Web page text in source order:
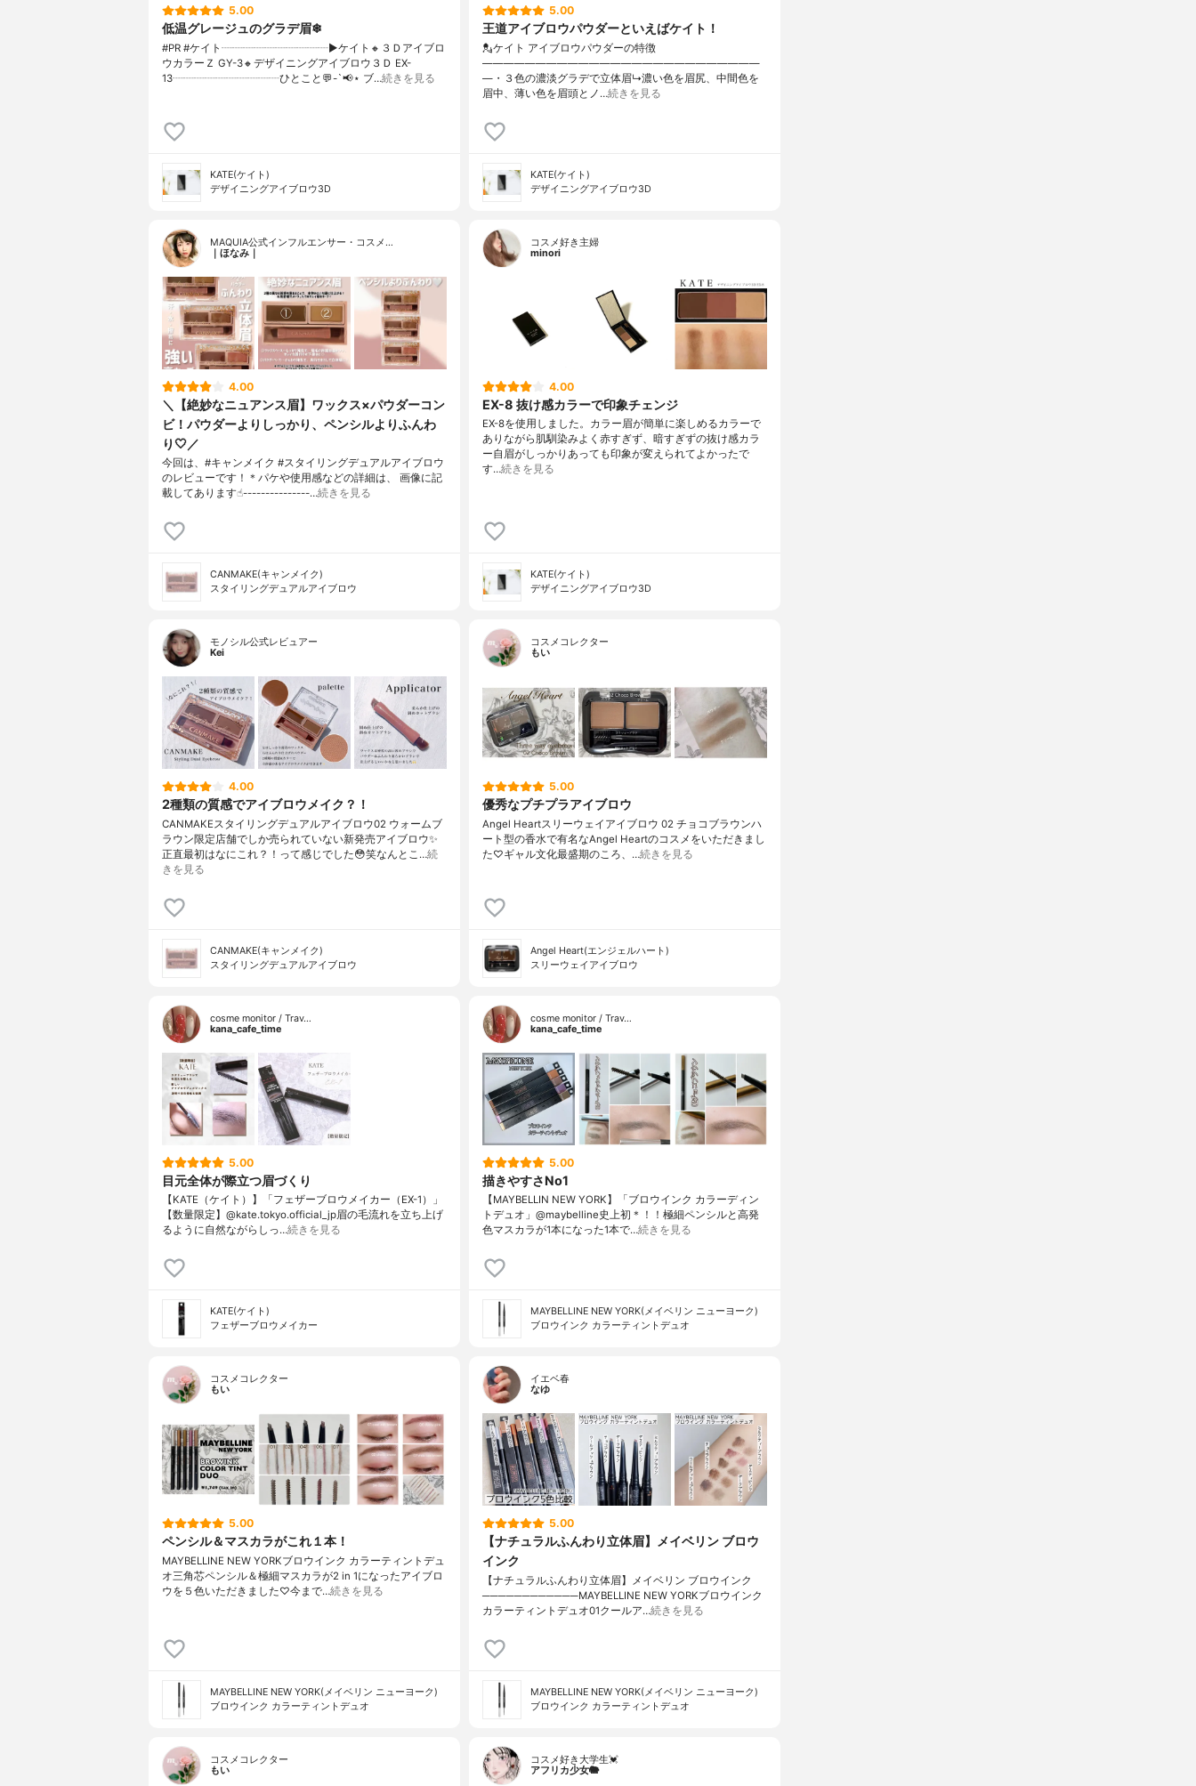
5.00
低温グレージュのグラデ眉❄
#PR #ケイト┈┈┈┈┈┈┈┈┈┈▶ケイト🔸３Ｄアイブロ
ウカラーＺ GY-3🔸デザイニングアイブロウ３Ｄ EX-
13┈┈┈┈┈┈┈┈┈┈ひとこと💬-`📢⋆ ブ…続きを見る
KATE(ケイト)
デザイニングアイブロウ3D
5.00
王道アイブロウパウダーといえばケイト！
💂ケイト アイブロウパウダーの特徴
——————————————————————————
—・３色の濃淡グラデで立体眉↳濃い色を眉尻、中間色を
眉中、薄い色を眉頭とノ…続きを見る
KATE(ケイト)
デザイニングアイブロウ3D
MAQUIA公式インフルエンサー・コスメ…
｜ほなみ｜
4.00
＼【絶妙なニュアンス眉】ワックス×パウダーコン
ビ！パウダーよりしっかり、ペンシルよりふんわ
り🤍／
今回は、#キャンメイク #スタイリングデュアルアイブロウ
のレビューです！＊パケや使用感などの詳細は、 画像に記
載してあります☝︎---------------…続きを見る
CANMAKE(キャンメイク)
スタイリングデュアルアイブロウ
コスメ好き主婦
minori
4.00
EX-8 抜け感カラーで印象チェンジ
EX-8を使用しました。カラー眉が簡単に楽しめるカラーで
ありながら肌馴染みよく赤すぎず、暗すぎずの抜け感カラ
ー自眉がしっかりあっても印象が変えられてよかったで
す…続きを見る
KATE(ケイト)
デザイニングアイブロウ3D
モノシル公式レビュアー
Kei
4.00
2種類の質感でアイブロウメイク？！
CANMAKEスタイリングデュアルアイブロウ02 ウォームブ
ラウン限定店舗でしか売られていない新発売アイブロウ✨
正直最初はなにこれ？！って感じでした😳笑なんとこ…続
きを見る
CANMAKE(キャンメイク)
スタイリングデュアルアイブロウ
コスメコレクター
もい
5.00
優秀なプチプラアイブロウ
Angel Heartスリーウェイアイブロウ 02 チョコブラウンハ
ート型の香水で有名なAngel Heartのコスメをいただきまし
た♡ギャル文化最盛期のころ、…続きを見る
Angel Heart(エンジェルハート)
スリーウェイアイブロウ
cosme monitor / Trav…
kana_cafe_time
5.00
目元全体が際立つ眉づくり
【KATE（ケイト）】「フェザーブロウメイカー（EX-1）」
【数量限定】@kate.tokyo.official_jp眉の毛流れを立ち上げ
るように自然ながらしっ…続きを見る
KATE(ケイト)
フェザーブロウメイカー
cosme monitor / Trav…
kana_cafe_time
5.00
描きやすさNo1
【MAYBELLIN NEW YORK】「ブロウインク カラーディン
トデュオ」@maybelline史上初＊！！極細ペンシルと高発
色マスカラが1本になった1本で…続きを見る
MAYBELLINE NEW YORK(メイベリン ニューヨーク)
ブロウインク カラーティントデュオ
コスメコレクター
もい
5.00
ペンシル＆マスカラがこれ１本！
MAYBELLINE NEW YORKブロウインク カラーティントデュ
オ三角芯ペンシル＆極細マスカラが2 in 1になったアイブロ
ウを５色いただきました♡今まで…続きを見る
MAYBELLINE NEW YORK(メイベリン ニューヨーク)
ブロウインク カラーティントデュオ
イエベ春
なゆ
5.00
【ナチュラルふんわり立体眉】メイベリン ブロウ
インク
【ナチュラルふんわり立体眉】メイベリン ブロウインク
────────────MAYBELLINE NEW YORKブロウインク
カラーティントデュオ01クールア…続きを見る
MAYBELLINE NEW YORK(メイベリン ニューヨーク)
ブロウインク カラーティントデュオ
コスメコレクター
もい
コスメ好き大学生💓
アフリカ少女🐘